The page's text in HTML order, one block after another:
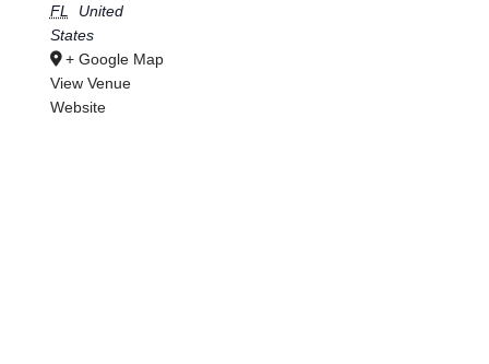
FL
United
States
+ Google Map
View Venue
Website